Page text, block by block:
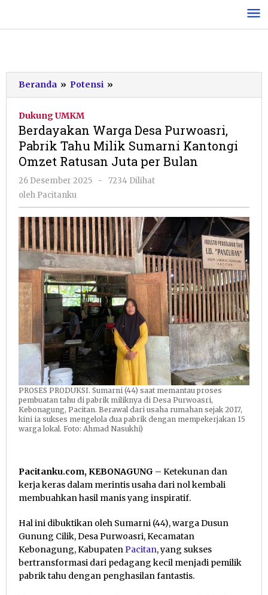
konten
Beranda » Potensi »
Warga
Pabrik
Tahu
Milik
Sumarni
Kantongi
Ratusan
Juta
per
Bulan
Dukung UMKM
Berdayakan Warga Desa Purwoasri,
Pabrik Tahu Milik Sumarni Kantongi
Omzet Ratusan Juta per Bulan
26 Desember 2025
oleh
-
7234 Dilihat
oleh Pacitanku
PROSES PRODUKSI. Sumarni (44) saat memantau proses
pembuatan tahu di pabrik miliknya di Desa Purwoasri,
Kebonagung, Pacitan. Berawal dari usaha rumahan sejak 2017,
kini ia sukses mengelola dua pabrik dengan mempekerjakan 15
warga lokal. Foto: Ahmad Nasukhi)
Pacitanku.com, KEBONAGUNG – Ketekunan dan
kerja keras dalam merintis usaha dari nol kembali
membuahkan hasil manis yang inspiratif.
Hal ini dibuktikan oleh Sumarni (44), warga Dusun
Gunung Cilik, Desa Purwoasri, Kecamatan
Kebonagung, KabupatenPacitan, yang sukses
bertransformasi dari pedagang kecil menjadi pemilik
pabrik tahu dengan penghasilan fantastis.